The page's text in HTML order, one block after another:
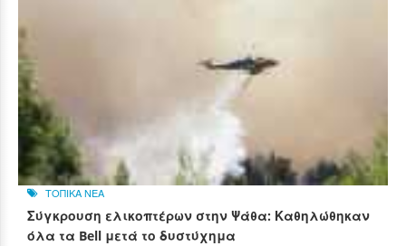
ΤΟΠΙΚΑ ΝΕΑ
Σύγκρουση ελικοπτέρων στην Ψάθα: Καθηλώθηκαν
όλα τα Bell μετά το δυστύχημα